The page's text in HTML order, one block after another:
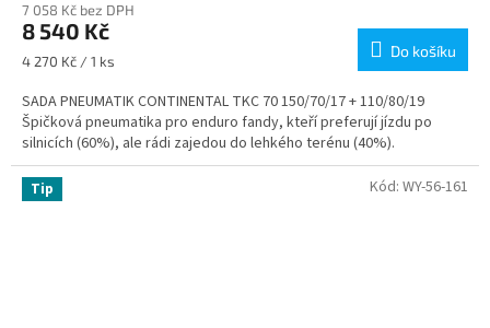
7 058 Kč bez DPH
8 540 Kč
Měrná
4 270 Kč / 1 ks
Do košíku
SADA PNEUMATIK CONTINENTAL TKC 70 150/70/17 + 110/80/19
Špičková pneumatika pro enduro fandy, kteří preferují jízdu po
silnicích (60%), ale rádi zajedou do lehkého terénu (40%).
Tip Kód: WY-56-161